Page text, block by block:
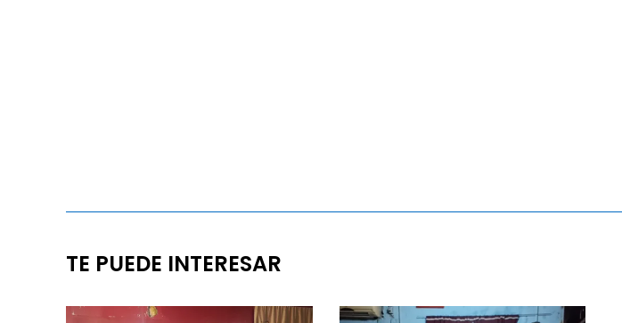
TE PUEDE INTERESAR